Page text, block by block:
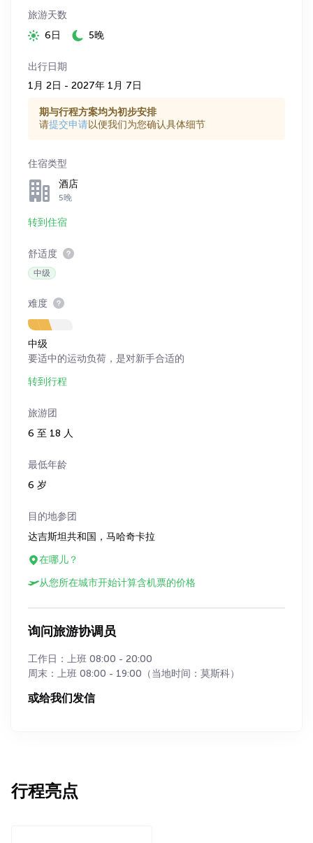
旅游天数
6日
5晚
出行日期
1月 2日 - 2027年 1月 7日
期与行程方案均为初步安排
请提交申请以便我们为您确认具体细节
住宿类型
酒店
5晚
转到住宿
舒适度
中级
难度
中级
要适中的运动负荷，是对新手合适的
转到行程
旅游团
6 至 18 人
最低年龄
6 岁
目的地参团
达吉斯坦共和国，马哈奇卡拉
在哪儿？
从您所在城市开始计算含机票的价格
询问旅游协调员
工作日：上班 08:00 - 20:00
周末：上班 08:00 - 19:00（当地时间：莫斯科）
或给我们发信
行程亮点